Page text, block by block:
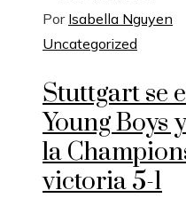
Por Isabella Nguyen
Uncategorized
Stuttgart se
Young Boys
la
victoria 5-1